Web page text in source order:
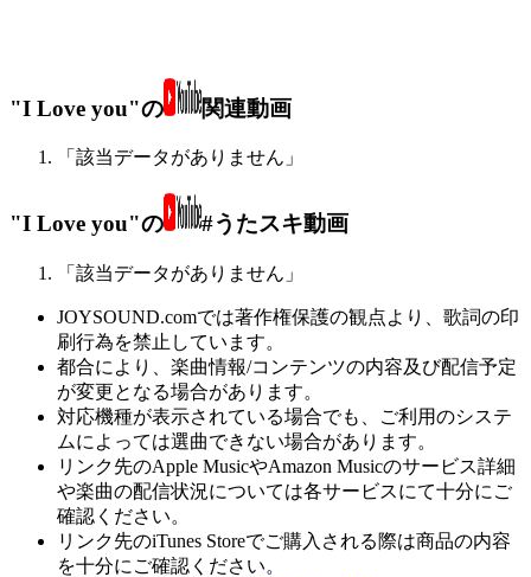
"I Love you"の 関連動画
「該当データがありません」
"I Love you"の #うたスキ動画
「該当データがありません」
JOYSOUND.comでは著作権保護の観点より、歌詞の印
刷行為を禁止しています。
都合により、楽曲情報/コンテンツの内容及び配信予定
が変更となる場合があります。
対応機種が表示されている場合でも、ご利用のシステ
ムによっては選曲できない場合があります。
リンク先のApple MusicやAmazon Musicのサービス詳細
や楽曲の配信状況については各サービスにて十分にご
確認ください。
リンク先のiTunes Storeでご購入される際は商品の内容
を十分にご確認ください。